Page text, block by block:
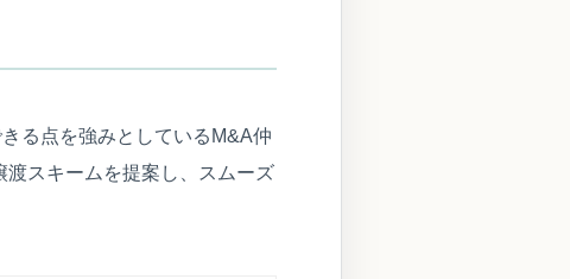
る点を強みとしているM&A仲
スキームを提案し、スムーズ